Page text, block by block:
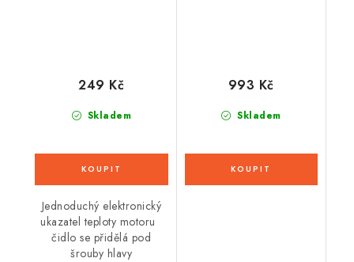
Skladem
249 Kč
Jednoduchý elektronický
ukazatel teploty motoru
čidlo se přidělá pod
šrouby hlavy
Skladem
993 Kč